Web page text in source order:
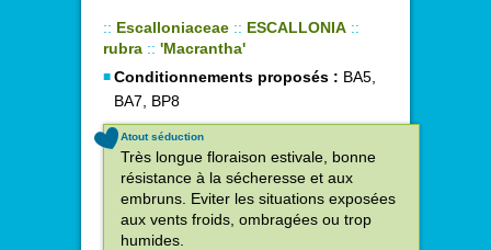
:: Escalloniaceae :: ESCALLONIA ::
rubra :: 'Macrantha'
Conditionnements proposés : BA5,
BA7, BP8
Atout séduction
Très longue floraison estivale, bonne
résistance à la sécheresse et aux
embruns. Eviter les situations exposées
aux vents froids, ombragées ou trop
humides.